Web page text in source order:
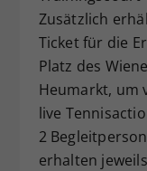
Zusätzlich
Ticket für die
Platz des
Heumarkt, um
live
2
erhalten
Zweck